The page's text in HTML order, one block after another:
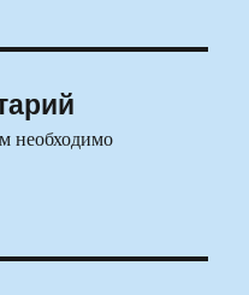
необходимо